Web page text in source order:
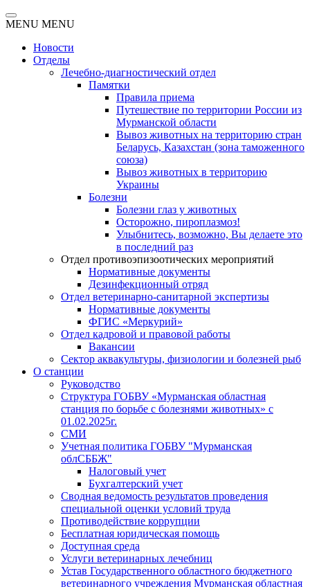
MENU MENU
Новости
Отделы
Лечебно-диагностический отдел
Памятки
Правила приема
Путешествие по территории России из
Мурманской области
Вывоз животных на территорию стран
Беларусь, Казахстан (зона таможенного
союза)
Вывоз животных в территорию
Украины
Болезни
Болезни глаз у животных
Осторожно, пироплазмоз!
Улыбнитесь, возможно, Вы делаете это
в последний раз
Отдел противоэпизоотических мероприятий
Нормативные документы
Дезинфекционный отряд
Отдел ветеринарно-санитарной экспертизы
Нормативные документы
ФГИС «Меркурий»
Отдел кадровой и правовой работы
Вакансии
Сектор аквакультуры, физиологии и болезней рыб
О станции
Руководство
Структура ГОБВУ «Мурманская областная
станция по борьбе с болезнями животных» c
01.02.2025г.
СМИ
Учетная политика ГОБВУ "Мурманская
облСББЖ"
Налоговый учет
Бухгалтерский учет
Сводная ведомость результатов проведения
специальной оценки условий труда
Противодействие коррупции
Бесплатная юридическая помощь
Доступная среда
Услуги ветеринарных лечебниц
Устав Государственного областного бюджетного
ветеринарного учреждения Мурманская областная